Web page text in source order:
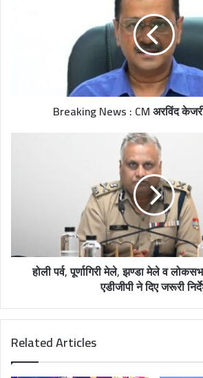
Breaking News : CM अरविंद
होली पर्व, पूर्णागिरी मेले, झण्डा मेले व
एडीजीपी ने दिए जरूरी
Related Articles